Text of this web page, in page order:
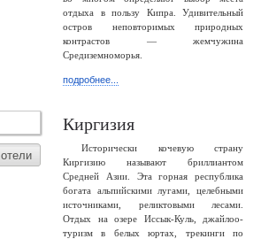
отдыха в пользу Кипра. Удивительный
остров неповторимых природных
контрастов — жемчужина
Средиземноморья.
подробнее...
отели
Киргизия
Исторически кочевую страну
Киргизию называют бриллиантом
Средней Азии. Эта горная республика
богата альпийскими лугами, целебными
источниками, реликтовыми лесами.
Отдых на озере Иссык-Куль, джайлоо-
туризм в белых юртах, трекинги по